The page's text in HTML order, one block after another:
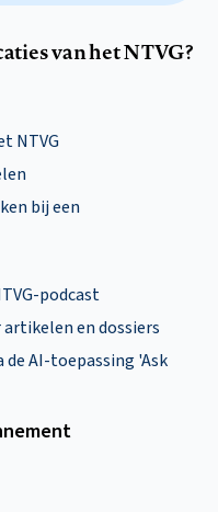
van het NTVG?
NTVG
bij een
podcast
en dossiers
de AI-toepassing 'Ask